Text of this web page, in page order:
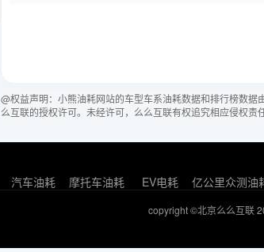
@权益声明：小熊油耗网站的车型车系油耗数据和排行榜数
么互联的授权许可。未经许可，么么互联有权追究相应侵权责任
汽车油耗 摩托车油耗 EV电耗 亿公里众测油
copyright ©北京么么互联